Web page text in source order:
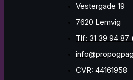
Vestergade 19
7620 Lemvig
Tlf: 31 39 94 87
CVR: 44161958